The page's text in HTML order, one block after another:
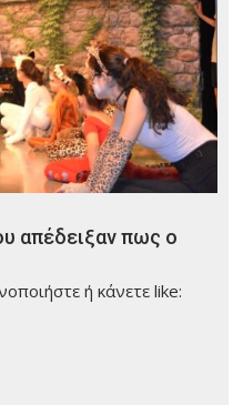
απέδειξαν πως ο
ή κάνετε like: